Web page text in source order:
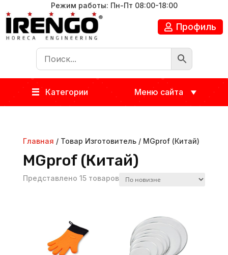
Режим работы: Пн-Пт 08:00-18:00
Профиль
Категории Меню сайта
Главная / Товар Изготовитель / MGprof (Китай)
MGprof (Китай)
Представлено 15 товаров